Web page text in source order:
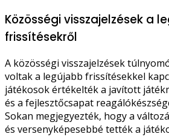
Közösségi visszajelzések a
frissítésekről
A közösségi visszajelzések
voltak a legújabb frissítésekkel
játékosok értékelték a javított
és a fejlesztőcsapat
Sokan megjegyezték, hogy a
és versenyképesebbé tették a